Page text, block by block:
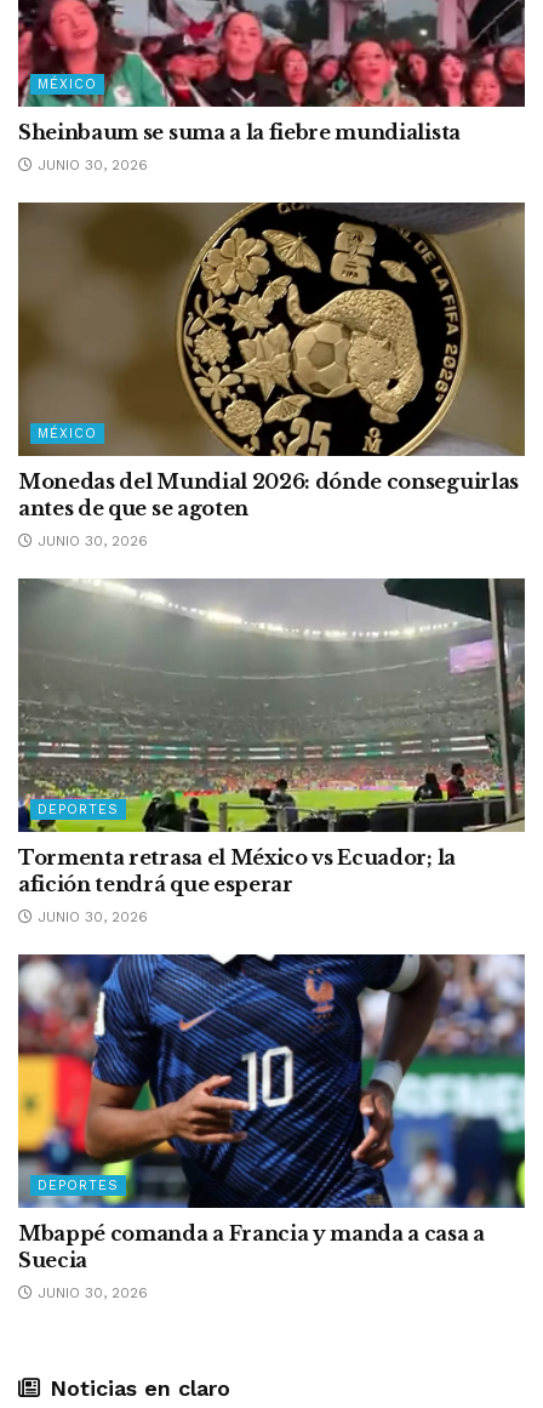
MÉXICO
Sheinbaum se suma a la fiebre mundialista
JUNIO 30, 2026
MÉXICO
Monedas del Mundial 2026: dónde conseguirlas
antes de que se agoten
JUNIO 30, 2026
DEPORTES
Tormenta retrasa el México vs Ecuador; la
afición tendrá que esperar
JUNIO 30, 2026
DEPORTES
Mbappé comanda a Francia y manda a casa a
Suecia
JUNIO 30, 2026
Noticias en claro